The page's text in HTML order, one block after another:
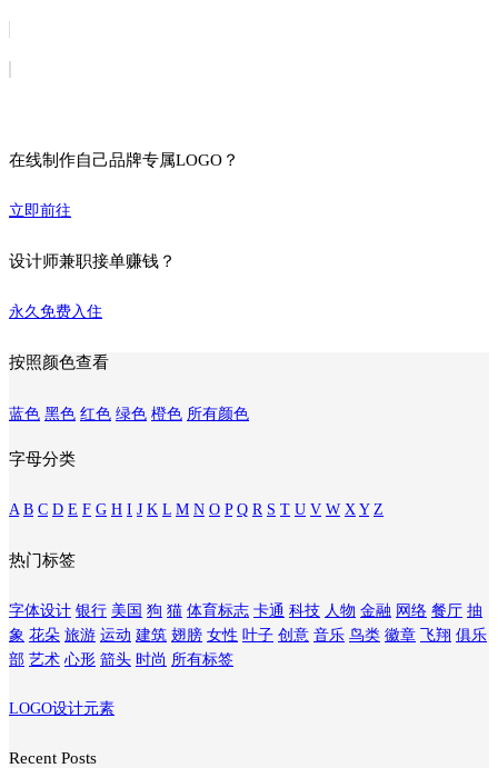
在线制作自己品牌专属LOGO？
立即前往
设计师兼职接单赚钱？
永久免费入住
按照颜色查看
蓝色 黑色 红色 绿色 橙色 所有颜色
字母分类
A B C D E F G H I J K L M N O P Q R S T U V W X Y Z
热门标签
字体设计 银行 美国 狗 猫 体育标志 卡通 科技 人物 金融 网络 餐厅 抽
象 花朵 旅游 运动 建筑 翅膀 女性 叶子 创意 音乐 鸟类 徽章 飞翔 俱乐
部 艺术 心形 箭头 时尚 所有标签
LOGO设计元素
Recent Posts